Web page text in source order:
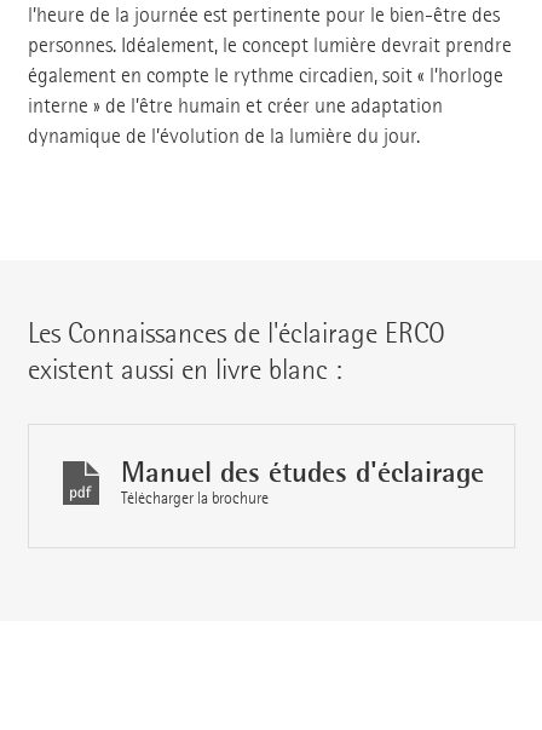
l’heure de la journée est pertinente pour le bien-être des
personnes. Idéalement, le concept lumière devrait prendre
également en compte le rythme circadien, soit « l’horloge
interne » de l’être humain et créer une adaptation
dynamique de l’évolution de la lumière du jour.
Les Connaissances de l'éclairage ERCO
existent aussi en livre blanc :
Manuel des études d'éclairage
Télécharger la brochure